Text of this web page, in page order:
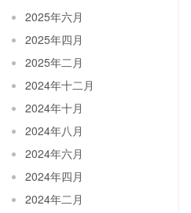
2025年六月
2025年四月
2025年二月
2024年十二月
2024年十月
2024年八月
2024年六月
2024年四月
2024年二月